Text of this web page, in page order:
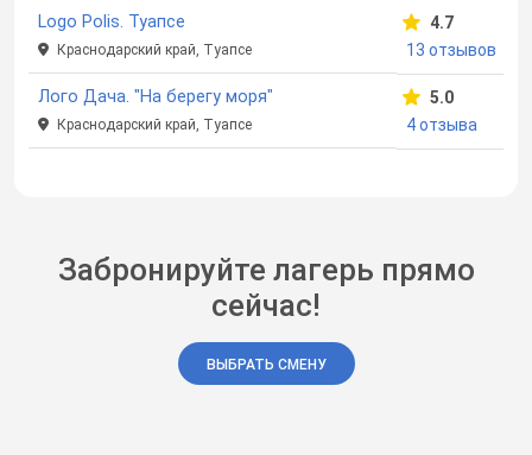
Logo Polis. Туапсе
Краснодарский край, Туапсе
4.7
13 отзывов
Лого Дача. "На берегу моря"
Краснодарский край, Туапсе
5.0
4 отзыва
Забронируйте лагерь прямо
сейчас!
ВЫБРАТЬ СМЕНУ